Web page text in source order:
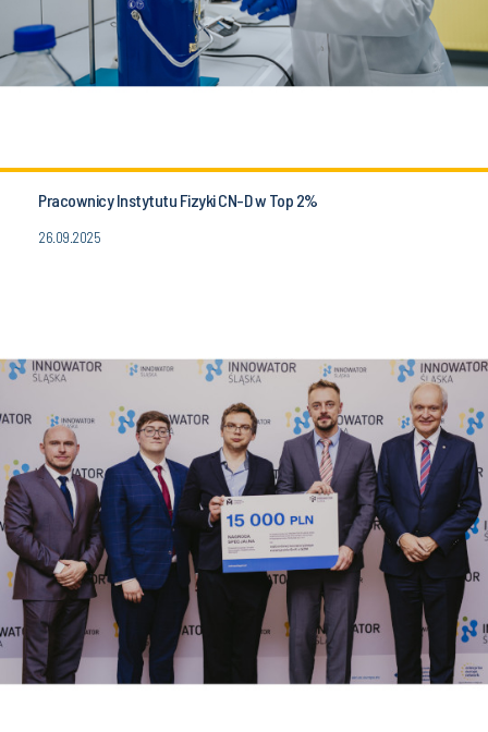
Pracownicy Instytutu Fizyki CN-D w Top 2%
26.09.2025